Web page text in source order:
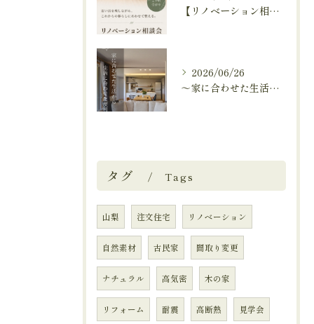
【リノベーション相談会開催中🚩】
2026/06/26
～家に合わせた生活から、生活に合わせた便利な暮らしへ～
タグ Tags
山梨 注文住宅 リノベーション
自然素材 古民家 間取り変更
ナチュラル 高気密 木の家
リフォーム 耐震 高断熱 見学会